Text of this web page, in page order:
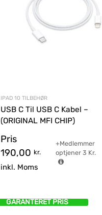
IPAD 10 TILBEHØR
USB C Til USB C Kabel –
(ORIGINAL MFI CHIP)
Pris
190,00 kr.
inkl. Moms
+Medlemmer
optjener3 Kr.
GARANTERET PRIS